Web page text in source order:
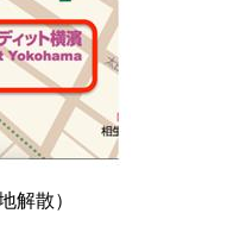
解散）